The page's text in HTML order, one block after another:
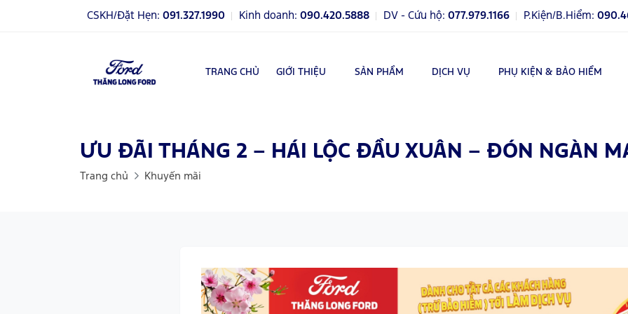
CSKH/Đặt Hẹn: 091.327.1990 Kinh doanh: 090.420.5888 DV - Cứu hộ: 077.979.1166 P.Kiện/B.Hiểm:
TRANG CHỦ GIỚI THIỆU SẢN PHẨM DỊCH VỤ PHỤ KIỆN & BẢO HIỂM
ƯU ĐÃI THÁNG 2 – HÁI LỘC ĐẦU XUÂN – ĐÓN NGÀN
Trang chủ Khuyến mãi